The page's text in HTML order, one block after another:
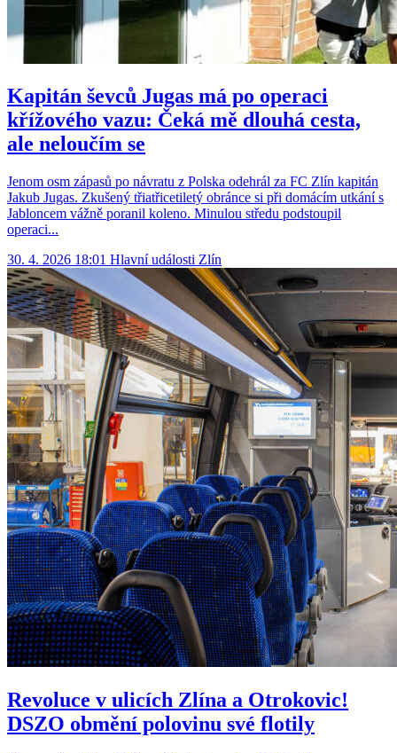
Kapitán ševců Jugas má po operaci
křížového vazu: Čeká mě dlouhá cesta,
ale neloučím se
Jenom osm zápasů po návratu z Polska odehrál za FC Zlín kapitán
Jakub Jugas. Zkušený třiatřicetiletý obránce si při domácím utkání s
Jabloncem vážně poranil koleno. Minulou středu podstoupil
operaci...
30. 4. 2026 18:01 Hlavní události Zlín
Revoluce v ulicích Zlína a Otrokovic!
DSZO obmění polovinu své flotily